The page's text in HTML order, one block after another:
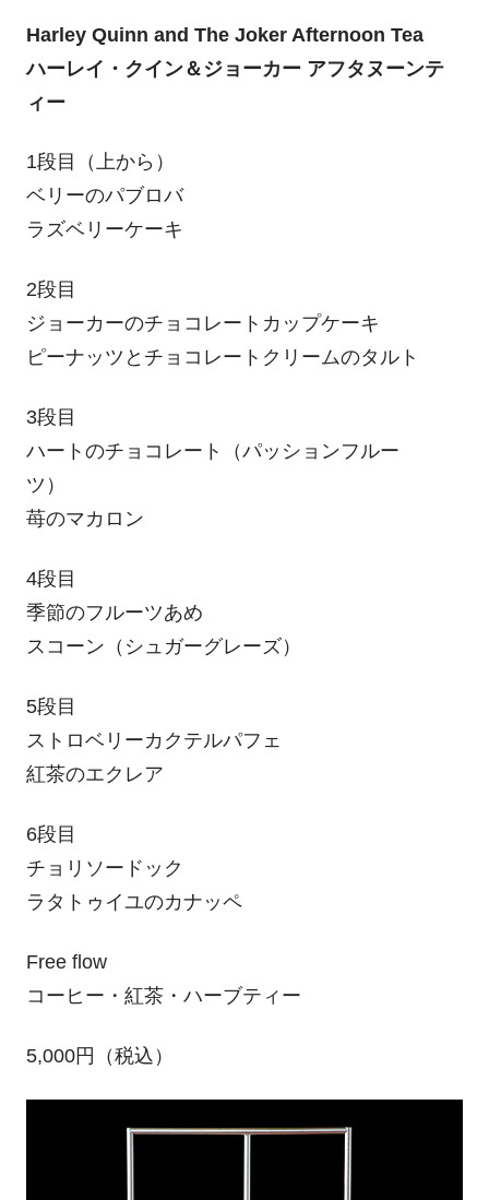
Harley Quinn and The Joker Afternoon Tea
ハーレイ・クイン＆ジョーカー アフタヌーンテ
ィー
1段目（上から）
ベリーのパブロバ
ラズベリーケーキ
2段目
ジョーカーのチョコレートカップケーキ
ピーナッツとチョコレートクリームのタルト
3段目
ハートのチョコレート（パッションフルー
ツ）
苺のマカロン
4段目
季節のフルーツあめ
スコーン（シュガーグレーズ）
5段目
ストロベリーカクテルパフェ
紅茶のエクレア
6段目
チョリソードック
ラタトゥイユのカナッペ
Free flow
コーヒー・紅茶・ハーブティー
5,000円（税込）